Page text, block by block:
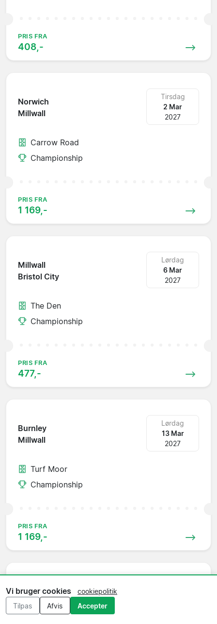
PRIS FRA
408,-
Norwich
Millwall
Tirsdag
2 Mar
2027
Carrow Road
Championship
PRIS FRA
1 169,-
Millwall
Bristol City
Lørdag
6 Mar
2027
The Den
Championship
PRIS FRA
477,-
Burnley
Millwall
Lørdag
13 Mar
2027
Turf Moor
Championship
PRIS FRA
1 169,-
Millwall
Watford
Vi bruger cookies
cookiepolitik
Tilpas
Afvis Accepter